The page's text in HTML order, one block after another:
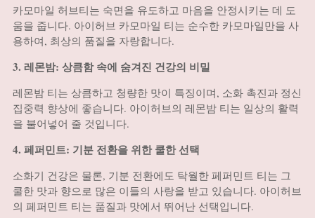
카모마일 허브티는 숙면을 유도하고 마음을 안정시키는 데 도
움을 줍니다. 아이허브 카모마일 티는 순수한 카모마일만을 사
용하여, 최상의 품질을 자랑합니다.
3. 레몬밤: 상큼함 속에 숨겨진 건강의 비밀
레몬밤 티는 상큼하고 청량한 맛이 특징이며, 소화 촉진과 정신
집중력 향상에 좋습니다. 아이허브의 레몬밤 티는 일상의 활력
을 불어넣어 줄 것입니다.
4. 페퍼민트: 기분 전환을 위한 쿨한 선택
소화기 건강은 물론, 기분 전환에도 탁월한 페퍼민트 티는 그
쿨한 맛과 향으로 많은 이들의 사랑을 받고 있습니다. 아이허브
의 페퍼민트 티는 품질과 맛에서 뛰어난 선택입니다.